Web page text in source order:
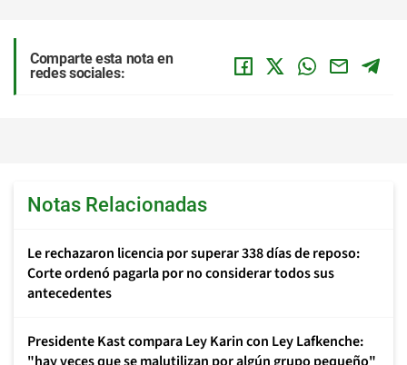
Comparte esta nota en
redes sociales:
Notas Relacionadas
Le rechazaron licencia por superar 338 días de reposo:
Corte ordenó pagarla por no considerar todos sus
antecedentes
Presidente Kast compara Ley Karin con Ley Lafkenche: